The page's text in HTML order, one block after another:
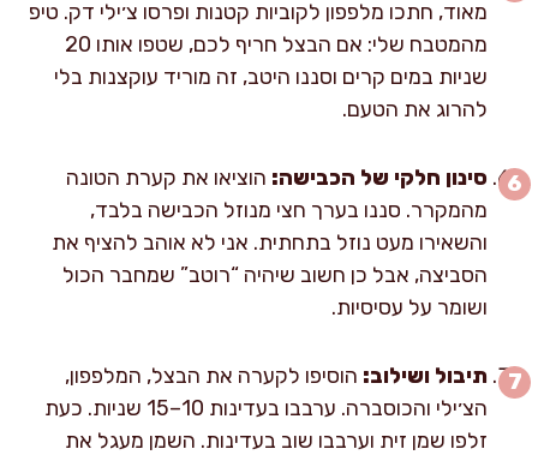
מאוד, חתכו מלפפון לקוביות קטנות ופרסו צ׳ילי דק. טיפ
מהמטבח שלי: אם הבצל חריף לכם, שטפו אותו 20
שניות במים קרים וסננו היטב, זה מוריד עוקצנות בלי
להרוג את הטעם.
סינון חלקי של הכבישה: הוציאו את קערת הטונה
מהמקרר. סננו בערך חצי מנוזל הכבישה בלבד,
והשאירו מעט נוזל בתחתית. אני לא אוהב להציף את
הסביצה, אבל כן חשוב שיהיה “רוטב” שמחבר הכול
ושומר על עסיסיות.
תיבול ושילוב: הוסיפו לקערה את הבצל, המלפפון,
הצ׳ילי והכוסברה. ערבבו בעדינות 10–15 שניות. כעת
זלפו שמן זית וערבבו שוב בעדינות. השמן מעגל את